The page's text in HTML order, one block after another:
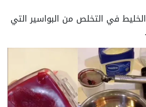
في التخلص من البواسير التي